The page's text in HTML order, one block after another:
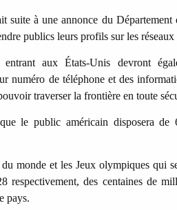
suite à une annonce du
publics leurs profils sur les
entrant aux États-Unis devront
numéro de téléphone et des
traverser la frontière en toute
le public américain disposera
monde et les Jeux olympiques qui
respectivement, des centaines de
pays.